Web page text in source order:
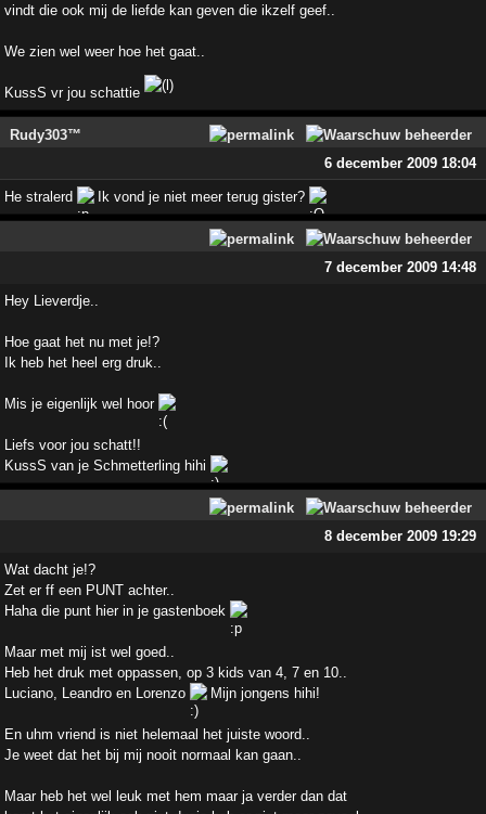
vindt die ook mij de liefde kan geven die ikzelf geef..
We zien wel weer hoe het gaat..
KussS vr jou schattie
Rudy303™
6 december 2009 18:04
He stralerd Ik vond je niet meer terug gister?
7 december 2009 14:48
Hey Lieverdje..
Hoe gaat het nu met je!?
Ik heb het heel erg druk..
Mis je eigenlijk wel hoor
Liefs voor jou schatt!!
KussS van je Schmetterling hihi
8 december 2009 19:29
Wat dacht je!?
Zet er ff een PUNT achter..
Haha die punt hier in je gastenboek
Maar met mij ist wel goed..
Heb het druk met oppassen, op 3 kids van 4, 7 en 10..
Luciano, Leandro en Lorenzo
Mijn jongens hihi!
En uhm vriend is niet helemaal het juiste woord..
Je weet dat het bij mij nooit normaal kan gaan..
Maar heb het wel leuk met hem maar ja verder dan dat